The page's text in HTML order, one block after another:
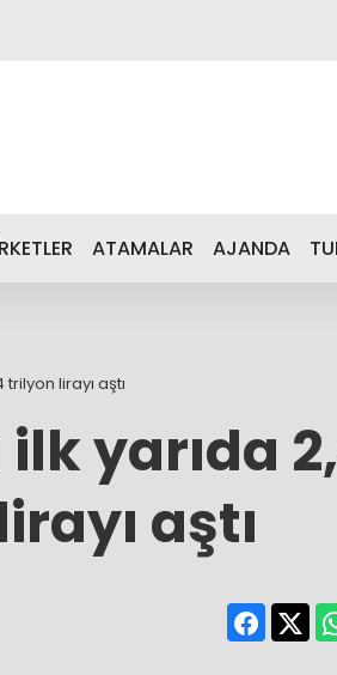
ATAMALAR AJANDA
lirayı aştı
ilk yarıda
aştı